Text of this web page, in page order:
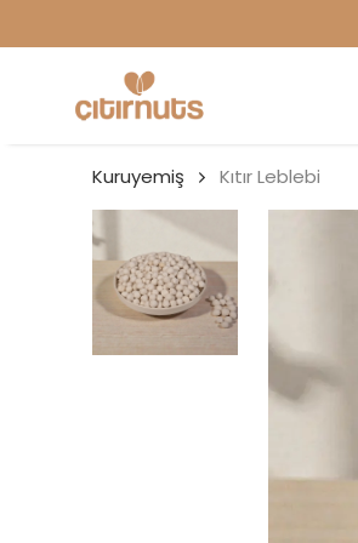
Kuruyemiş Kıtır Leblebi